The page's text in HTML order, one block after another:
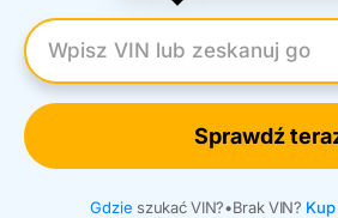
Wpisz numer VIN
Sprawdź
Gdzie szukać VIN?•Brak VIN?